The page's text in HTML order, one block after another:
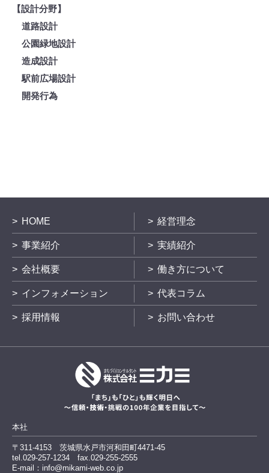
【設計分野】
道路設計
公園緑地設計
造成設計
駅前広場設計
開発行為
HOME 経営理念
事業紹介 実績紹介
会社概要 働き方について
インフォメーション 代表コラム
採用情報 お問い合わせ
本社
〒311-4153 茨城県水戸市河和田町4471-45
tel.029-257-1234 fax.029-255-2555
E-mail：info@mikami-web.co.jp